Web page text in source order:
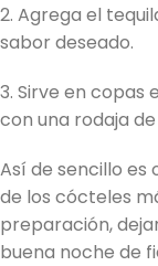
2. Agrega el
sabor deseado.
3. Sirve en copas
con una rodaja
Así de sencillo es
de los cócteles
preparación,
buena noche de